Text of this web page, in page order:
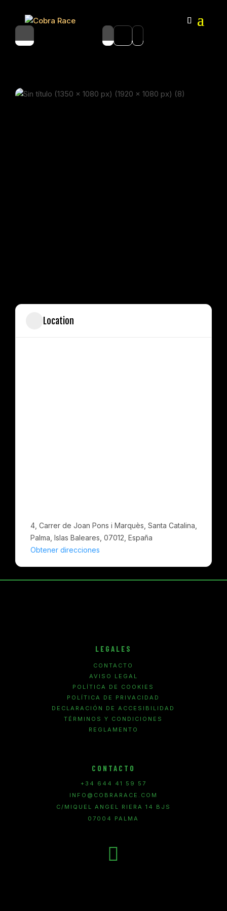
Location
4, Carrer de Joan Pons i Marquès, Santa Catalina,
Palma, Islas Baleares, 07012, España
Obtener direcciones
LEGALES
CONTACTO
AVISO LEGAL
POLÍTICA DE COOKIES
POLÍTICA DE PRIVACIDAD
DECLARACIÓN DE ACCESIBILIDAD
TÉRMINOS Y CONDICIONES
REGLAMENTO
CONTACTO
+34 644 41 59 57
INFO@COBRARACE.COM
C/MIQUEL ANGEL RIERA 14 BJS
07004 PALMA
